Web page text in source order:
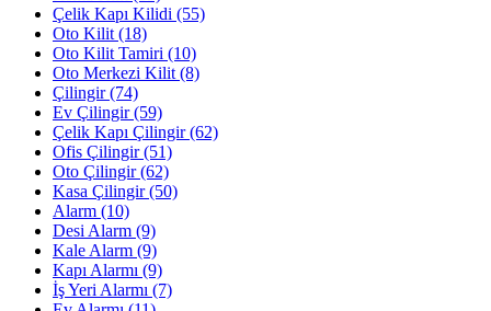
Çelik Kapı Kilidi (55)
Oto Kilit (18)
Oto Kilit Tamiri (10)
Oto Merkezi Kilit (8)
Çilingir(74)
Ev Çilingir(59)
Çelik Kapı Çilingir(62)
Ofis Çilingir(51)
Oto Çilingir(62)
Kasa Çilingir(50)
Alarm (10)
Desi Alarm (9)
Kale Alarm (9)
Kapı Alarmı (9)
İş Yeri Alarmı (7)